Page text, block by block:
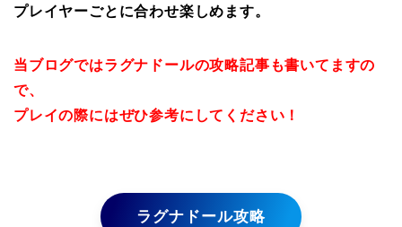
プレイヤーごとに合わせ楽しめます。
当ブログではラグナドールの攻略記事も書いてますの
で、
プレイの際にはぜひ参考にしてください！
ラグナドール攻略